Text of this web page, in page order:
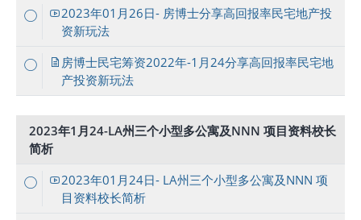
2023年01月26日- 房博士分享高回报率民宅地产投
资新玩法
房博士民宅筹资2022年-1月24分享高回报率民宅地
产投资新玩法
2023年1月24-LA州三个小型多公寓及NNN 项目资料校长
简析
2023年01月24日- LA州三个小型多公寓及NNN 项
目资料校长简析